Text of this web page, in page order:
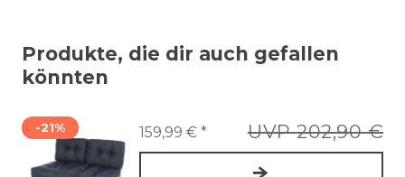
Produkte, die dir auch gefallen
könnten
-21% UVP 202,90 €
159,99 € *